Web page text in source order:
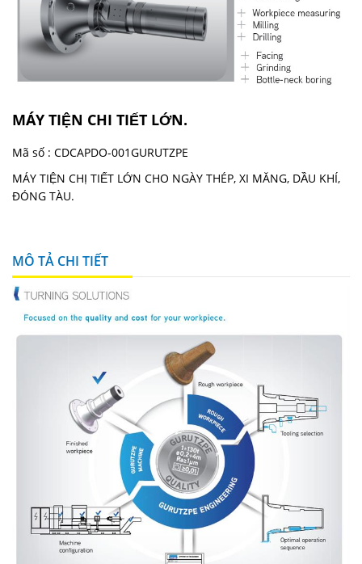
MÁY TIỆN CHI TIẾT LỚN.
Mã số : CDCAPDO-001GURUTZPE
MÁY TIỆN CHỊ TIẾT LỚN CHO NGÀY THÉP, XI MĂNG, DẦU KHÍ,
ĐÓNG TÀU.
MÔ TẢ CHI TIẾT